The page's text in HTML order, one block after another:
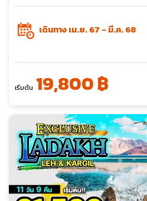
เดินทาง เม.ย. 67 - มี.ค. 68
เริ่มต้น 19,800 ฿